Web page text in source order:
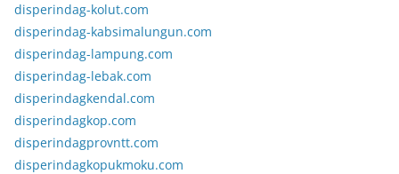
disperindag-kolut.com
disperindag-kabsimalungun.com
disperindag-lampung.com
disperindag-lebak.com
disperindagkendal.com
disperindagkop.com
disperindagprovntt.com
disperindagkopukmoku.com